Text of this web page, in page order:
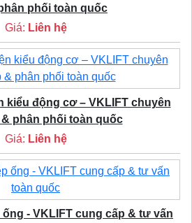
phối toàn quốc
Giá: Liên hệ
kiểu động cơ – VKLIFT chuyên
phân phối toàn quốc
Giá: Liên hệ
- VKLIFT cung cấp & tư vấn